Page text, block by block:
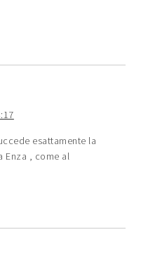
esattamente la
Enza , come al